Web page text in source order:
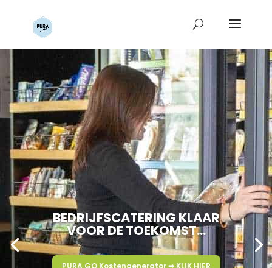
BEDRIJFSCATERING KLAAR
VOOR DE TOEKOMST...
PURA GO Kostengenerator ➡ KLIK HIER